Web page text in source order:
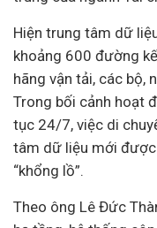
Hiện trung tâm dữ
khoảng 600 đường
hãng vận tải, các bộ,
Trong bối cảnh hoạt
tục 24/7, việc di
tâm dữ liệu mới
“khổng lồ”.
Theo ông Lê Đức